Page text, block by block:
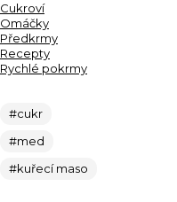
Cukroví
Omáčky
Předkrmy
Recepty
Rychlé pokrmy
#cukr
#med
#kuřecí maso